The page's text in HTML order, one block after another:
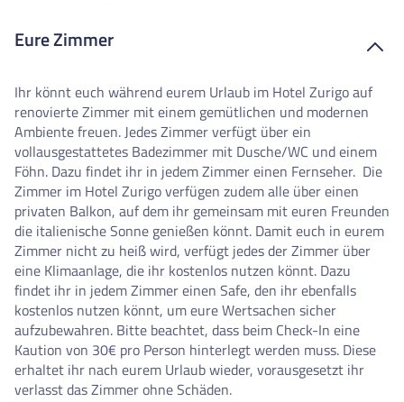
Eure Zimmer
Ihr könnt euch während eurem Urlaub im Hotel Zurigo auf
renovierte Zimmer mit einem gemütlichen und modernen
Ambiente freuen. Jedes Zimmer verfügt über ein
vollausgestattetes Badezimmer mit Dusche/WC und einem
Föhn. Dazu findet ihr in jedem Zimmer einen Fernseher. Die
Zimmer im Hotel Zurigo verfügen zudem alle über einen
privaten Balkon, auf dem ihr gemeinsam mit euren Freunden
die italienische Sonne genießen könnt. Damit euch in eurem
Zimmer nicht zu heiß wird, verfügt jedes der Zimmer über
eine Klimaanlage, die ihr kostenlos nutzen könnt. Dazu
findet ihr in jedem Zimmer einen Safe, den ihr ebenfalls
kostenlos nutzen könnt, um eure Wertsachen sicher
aufzubewahren. Bitte beachtet, dass beim Check-In eine
Kaution von 30€ pro Person hinterlegt werden muss. Diese
erhaltet ihr nach eurem Urlaub wieder, vorausgesetzt ihr
verlasst das Zimmer ohne Schäden.